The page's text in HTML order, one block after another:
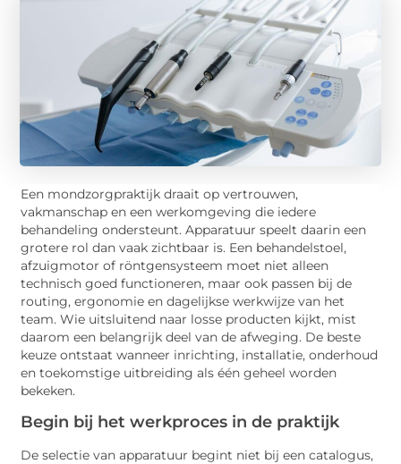
Een mondzorgpraktijk draait op vertrouwen,
vakmanschap en een werkomgeving die iedere
behandeling ondersteunt. Apparatuur speelt daarin een
grotere rol dan vaak zichtbaar is. Een behandelstoel,
afzuigmotor of röntgensysteem moet niet alleen
technisch goed functioneren, maar ook passen bij de
routing, ergonomie en dagelijkse werkwijze van het
team. Wie uitsluitend naar losse producten kijkt, mist
daarom een belangrijk deel van de afweging. De beste
keuze ontstaat wanneer inrichting, installatie, onderhoud
en toekomstige uitbreiding als één geheel worden
bekeken.
Begin bij het werkproces in de praktijk
De selectie van apparatuur begint niet bij een catalogus,